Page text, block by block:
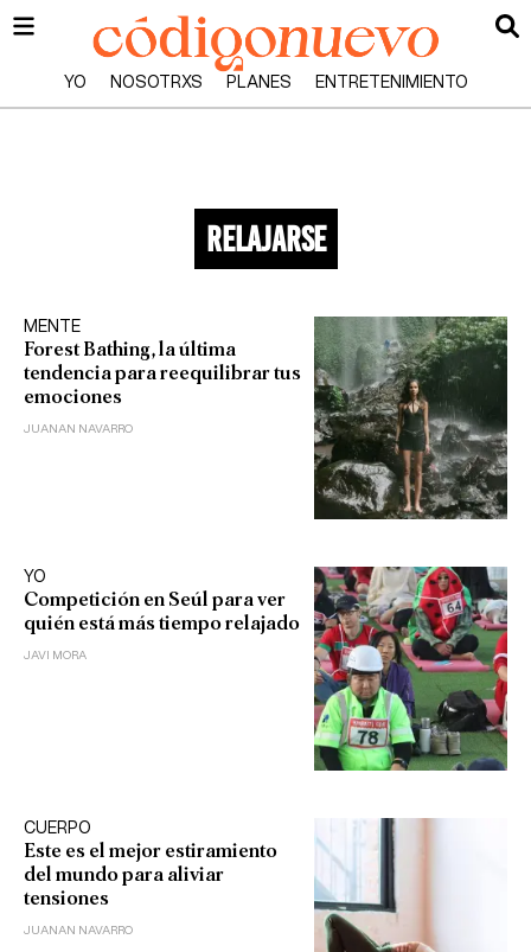
YO NOSOTRXS PLANES ENTRETENIMIENTO
relajarse
MENTE
Forest Bathing, la última
tendencia para reequilibrar tus
emociones
JUANAN NAVARRO
YO
Competición en Seúl para ver
quién está más tiempo relajado
JAVI MORA
CUERPO
Este es el mejor estiramiento
del mundo para aliviar
tensiones
JUANAN NAVARRO